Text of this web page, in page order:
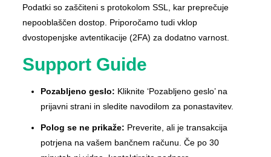
Podatki so zaščiteni s protokolom SSL, kar preprečuje
nepooblaščen dostop. Priporočamo tudi vklop
dvostopenjske avtentikacije (2FA) za dodatno varnost.
Support Guide
Pozabljeno geslo: Kliknite ‘Pozabljeno geslo’ na
prijavni strani in sledite navodilom za ponastavitev.
Polog se ne prikaže: Preverite, ali je transakcija
potrjena na vašem bančnem računu. Če po 30